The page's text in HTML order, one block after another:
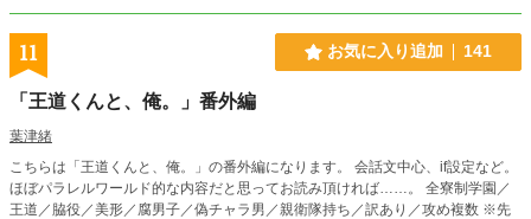
11 お気に入り追加 141
「王道くんと、俺。」番外編
葉津緒
こちらは「王道くんと、俺。」の番外編になります。 会話文中心、if設定など。
ほぼパラレルワールド的な内容だと思ってお読み頂ければ……。 全寮制学園／
王道／脇役／美形／腐男子／偽チャラ男／親衛隊持ち／訳あり／攻め複数 ※先